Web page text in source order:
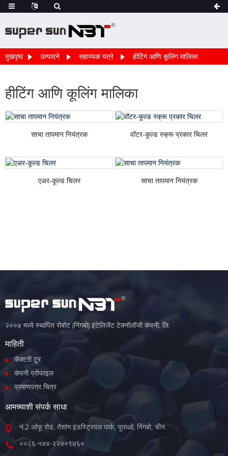
मुखपृष्ठ उत्पादने सहाय्यक यंत्रे हीटिंग आणि कूलिंग मालिका
हीटिंग आणि कूलिंग मालिका
साचा तापमान नियंत्रक वॉटर-कूल्ड स्क्रू प्रकार चिलर
एअर-कूल्ड चिलर साचा तापमान नियंत्रक
२००४ मध्ये स्थापित रोबोट (निंगबो) इंटेलिजेंट टेक्नॉलॉजी कंपनी, लि.
माहिती
फॅक्टरी टूर
कंपनी प्रोफाइल
प्रमाणपत्र चित्र
आमच्याशी संपर्क साधा
नं.2 ओफू रोड, तैशांग इंडस्ट्रियल पार्क, युयाओ, निंगबो, चीन
००८६-५७४-२२७०९७६०